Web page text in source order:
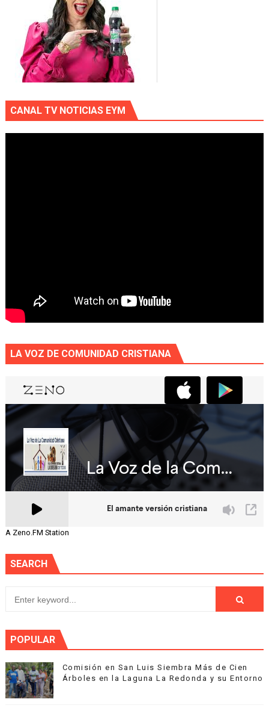
CANAL TV NOTICIAS EYM
LA VOZ DE COMUNIDAD CRISTIANA
A Zeno.FM Station
SEARCH
POPULAR
Comisión en San Luis Siembra Más de Cien
Árboles en la Laguna La Redonda y su Entorno